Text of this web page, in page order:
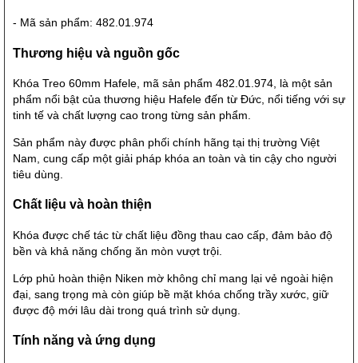
- Mã sản phẩm: 482.01.974
Thương hiệu và nguồn gốc
Khóa Treo 60mm Hafele, mã sản phẩm 482.01.974, là một sản
phẩm nổi bật của thương hiệu Hafele đến từ Đức, nổi tiếng với sự
tinh tế và chất lượng cao trong từng sản phẩm.
Sản phẩm này được phân phối chính hãng tại thị trường Việt
Nam, cung cấp một giải pháp khóa an toàn và tin cậy cho người
tiêu dùng.
Chất liệu và hoàn thiện
Khóa được chế tác từ chất liệu đồng thau cao cấp, đảm bảo độ
bền và khả năng chống ăn mòn vượt trội.
Lớp phủ hoàn thiện Niken mờ không chỉ mang lại vẻ ngoài hiện
đại, sang trọng mà còn giúp bề mặt khóa chống trầy xước, giữ
được độ mới lâu dài trong quá trình sử dụng.
Tính năng và ứng dụng